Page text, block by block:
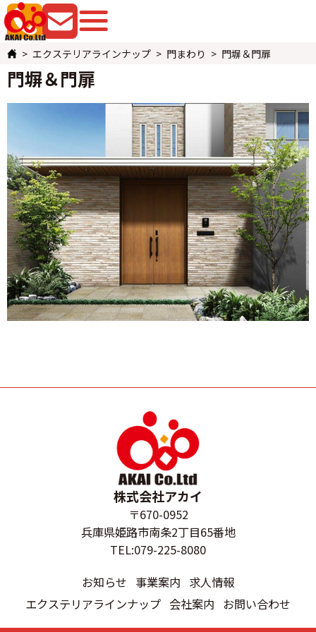
エクステリアラインナップ 門まわり 門塀＆門扉
門塀＆門扉
株式会社アカイ
〒670-0952
兵庫県姫路市南条2丁目65番地
TEL:079-225-8080
お知らせ 事業案内 求人情報
エクステリアラインナップ 会社案内 お問い合わせ